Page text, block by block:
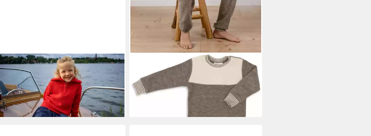
BLAUER PETERTroyer für Kinder
aus Schurwolle mit Reißverschluß
ab 103,00 €
ENGEL NATURKLEIDUNG
Wollpullover Kinder-Pullover, Frottee
76,00 €